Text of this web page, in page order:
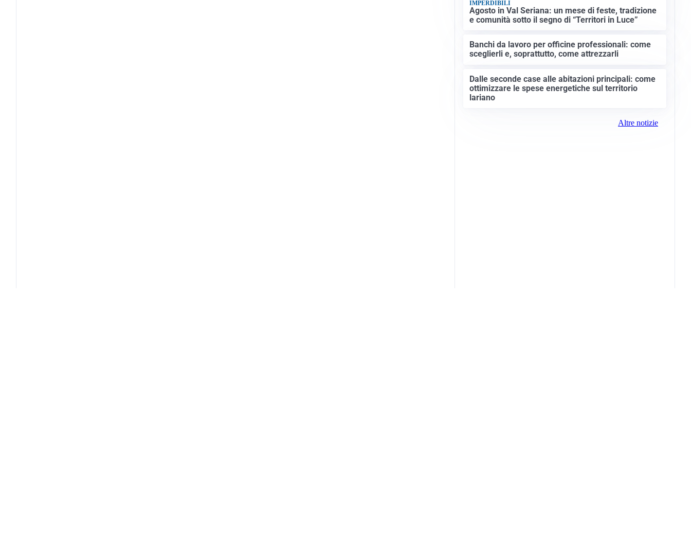
IMPERDIBILI
Agosto in Val Seriana: un mese di feste, tradizione
e comunità sotto il segno di “Territori in Luce”
Banchi da lavoro per officine professionali: come
sceglierli e, soprattutto, come attrezzarli
Dalle seconde case alle abitazioni principali: come
ottimizzare le spese energetiche sul territorio
lariano
Altre notizie